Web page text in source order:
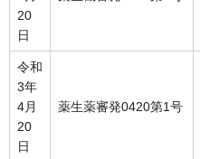
20
日
令和
3年
4月
20
日
薬生薬審発0420第1号